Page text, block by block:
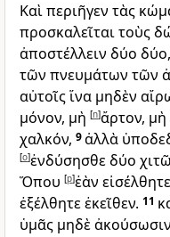
Καὶ περιῆγεν τὰς
προσκαλεῖται τοὺς
ἀποστέλλειν δύο
τῶν πνευμάτων τῶν
αὐτοῖς ἵνα μηδὲν
μόνον, μὴ [n]ἄρτον,
χαλκόν, 9ἀλλὰ
[o]ἐνδύσησθε δύο
Ὅπου [p]ἐὰν
ἐξέλθητε ἐκεῖθεν. 11
ὑμᾶς μηδὲ